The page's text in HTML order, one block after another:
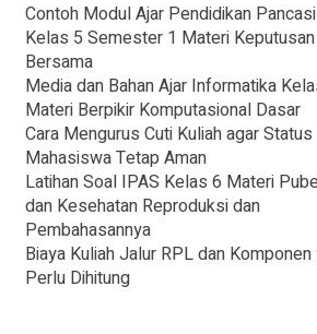
Contoh Modul Ajar Pendidikan
Kelas 5 Semester 1 Materi Keputusan
Bersama
Media dan Bahan Ajar Informatika
Materi Berpikir Komputasional Dasar
Cara Mengurus Cuti Kuliah agar Status
Mahasiswa Tetap Aman
Latihan Soal IPAS Kelas 6 Materi
dan Kesehatan Reproduksi dan
Pembahasannya
Biaya Kuliah Jalur RPL dan Komponen
Perlu Dihitung